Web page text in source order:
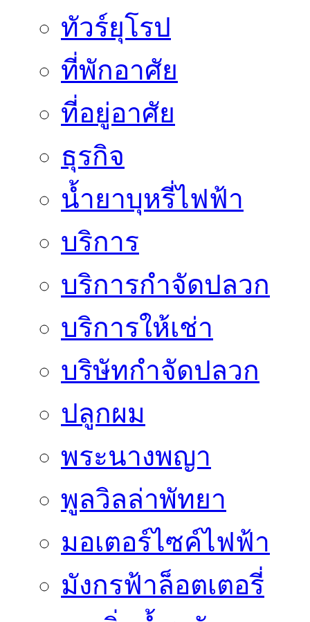
ทัวร์ยุโรป
ที่พักอาศัย
ที่อยู่อาศัย
ธุรกิจ
น้ำยาบุหรี่ไฟฟ้า
บริการ
บริการกำจัดปลวก
บริการให้เช่า
บริษัทกำจัดปลวก
ปลูกผม
พระนางพญา
พูลวิลล่าพัทยา
มอเตอร์ไซค์ไฟฟ้า
มังกรฟ้าล็อตเตอรี่